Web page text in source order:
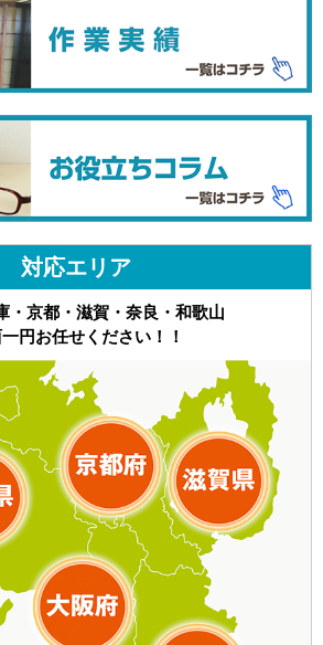
対応エリア
・京都・滋賀・奈良・和歌山
円お任せください！！